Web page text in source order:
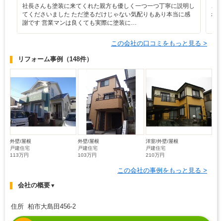
社長さんも塗装に来てくれた親方も優しく一つ一つ丁寧に説明し
てくださいました ただ塗るだけじゃない気配りもあり本当に感
謝です 営業マンは良くても実際に塗装に…
こ
れ
この会社の口コミをもっと見る >
リフォーム事例 （148件）
外壁/屋根
戸建住宅
113万円
外壁/屋根
戸建住宅
103万円
洋室/外壁/屋根
戸建住宅
210万円
この会社の事例をもっと見る >
会社の概要▼
住所 柏市大島田456-2